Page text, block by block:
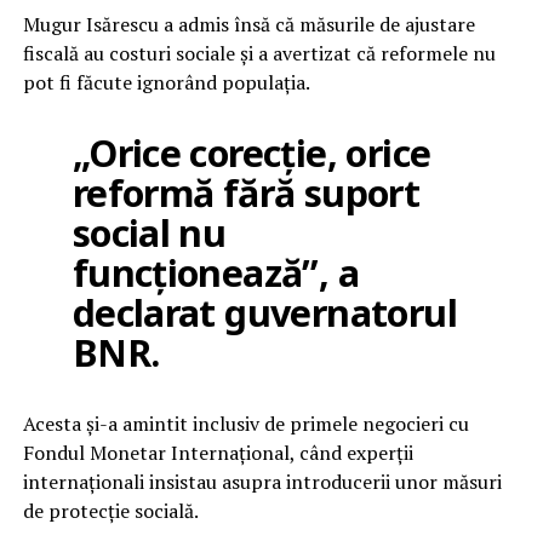
Mugur Isărescu a admis însă că măsurile de ajustare
fiscală au costuri sociale și a avertizat că reformele nu
pot fi făcute ignorând populația.
„Orice corecție, orice
reformă fără suport
social nu
funcționează”, a
declarat guvernatorul
BNR.
Acesta și-a amintit inclusiv de primele negocieri cu
Fondul Monetar Internațional, când experții
internaționali insistau asupra introducerii unor măsuri
de protecție socială.